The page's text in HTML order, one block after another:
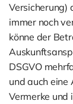
Versicherung)
immer noch
könne der
DSGVO
und auch eine
Vermerke und